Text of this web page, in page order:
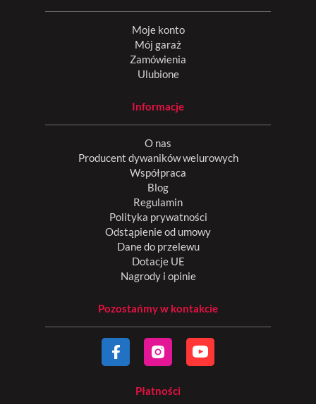
Moje konto
Mój garaż
Zamówienia
Ulubione
Informacje
O nas
Producent dywaników welurowych
Współpraca
Blog
Regulamin
Polityka prywatności
Odstąpienie od umowy
Dane do przelewu
Dotacje UE
Nagrody i opinie
Pozostańmy w kontakcie
Płatności